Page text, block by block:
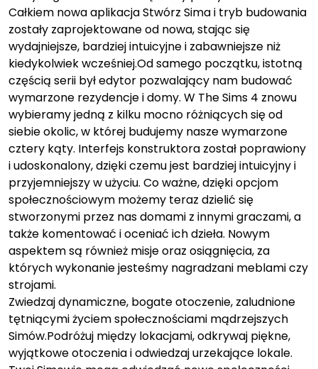
Całkiem nowa aplikacja Stwórz Sima i tryb budowania
zostały zaprojektowane od nowa, stając się
wydajniejsze, bardziej intuicyjne i zabawniejsze niż
kiedykolwiek wcześniej.Od samego początku, istotną
częścią serii był edytor pozwalający nam budować
wymarzone rezydencje i domy. W The Sims 4 znowu
wybieramy jedną z kilku mocno różniących się od
siebie okolic, w której budujemy nasze wymarzone
cztery kąty. Interfejs konstruktora został poprawiony
i udoskonalony, dzięki czemu jest bardziej intuicyjny i
przyjemniejszy w użyciu. Co ważne, dzięki opcjom
społecznościowym możemy teraz dzielić się
stworzonymi przez nas domami z innymi graczami, a
także komentować i oceniać ich dzieła. Nowym
aspektem są również misje oraz osiągnięcia, za
których wykonanie jesteśmy nagradzani meblami czy
strojami.
Zwiedzaj dynamiczne, bogate otoczenie, zaludnione
tętniącymi życiem społecznościami mądrzejszych
Simów.Podróżuj między lokacjami, odkrywaj piękne,
wyjątkowe otoczenia i odwiedzaj urzekające lokale.